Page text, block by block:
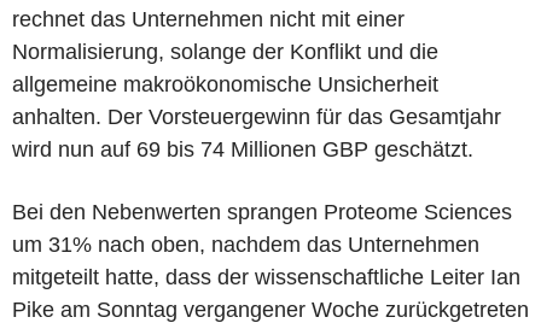
rechnet das Unternehmen nicht mit einer
Normalisierung, solange der Konflikt und die
allgemeine makroökonomische Unsicherheit
anhalten. Der Vorsteuergewinn für das Gesamtjahr
wird nun auf 69 bis 74 Millionen GBP geschätzt.
Bei den Nebenwerten sprangen Proteome Sciences
um 31% nach oben, nachdem das Unternehmen
mitgeteilt hatte, dass der wissenschaftliche Leiter Ian
Pike am Sonntag vergangener Woche zurückgetreten